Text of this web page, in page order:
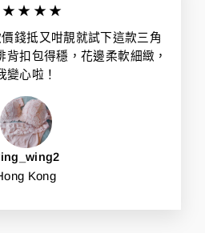
錢抵又咁靚就試下這款三角
背扣包得穩，花邊柔軟細緻，
變心啦！
Kong